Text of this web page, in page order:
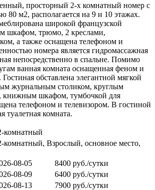
просторный 2-х комнатный номер с
80 м2, располагается на 9 и 10 этажах.
широкой французской
шкафом, трюмо, 2 креслами,
а также оснащена телефоном и
номера является гидромассажная
непосредственно в спальне. Помимо
ванная комната оснащенная феном и
обставлена элегантной мягкой
журнальным столиком, круглым
книжным шкафом, тумбочкой для
телефоном и телевизором. В гостиной
туалетная комната.
комнатный
Взрослый, основное место,
08-05
8400 руб./сутки
08-09
6400 руб./сутки
08-13
7900 руб./сутки